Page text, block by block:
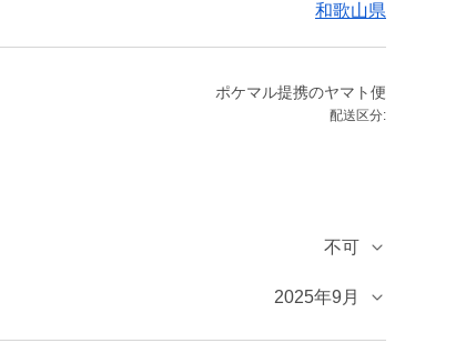
和歌山県
ポケマル提携のヤマト便
配送区分:
不可
2025年9月